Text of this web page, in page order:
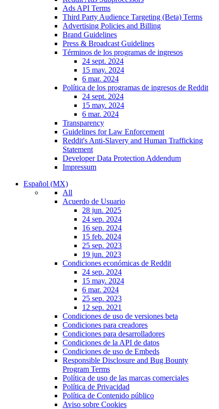
Ads API Terms
Third Party Audience Targeting (Beta) Terms
Advertising Policies and Billing
Brand Guidelines
Press & Broadcast Guidelines
Términos de los programas de ingresos
24 sept. 2024
15 may. 2024
6 mar. 2024
Política de los programas de ingresos de Reddit
24 sept. 2024
15 may. 2024
6 mar. 2024
Transparency
Guidelines for Law Enforcement
Reddit's Anti-Slavery and Human Trafficking
Statement
Developer Data Protection Addendum
Impressum
Español (MX)
All
Acuerdo de Usuario
28 jun. 2025
24 sep. 2024
16 sep. 2024
15 feb. 2024
25 sep. 2023
19 jun. 2023
Condiciones económicas de Reddit
24 sep. 2024
15 may. 2024
6 mar. 2024
25 sep. 2023
12 sep. 2021
Condiciones de uso de versiones beta
Condiciones para creadores
Condiciones para desarrolladores
Condiciones de la API de datos
Condiciones de uso de Embeds
Responsible Disclosure and Bug Bounty
Program Terms
Política de uso de las marcas comerciales
Política de Privacidad
Política de Contenido público
Aviso sobre Cookies